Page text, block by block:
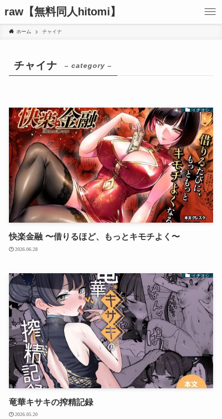
raw【無料同人hitomi】
ホーム チャイナ
チャイナ – category –
イチオシ
快楽金融 〜借りるほど、もっとキモチよく〜
2026.06.28
イチオシ
竜華キサキの搾精記録
2026.05.20